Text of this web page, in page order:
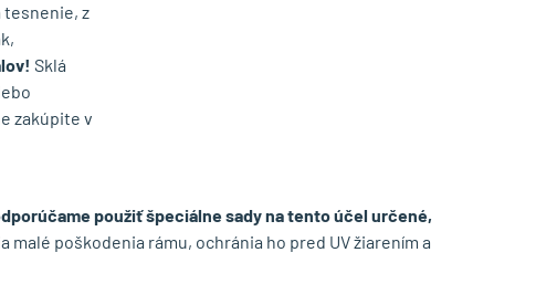
tesnenie, z
Sklá
zakúpite v
použiť špeciálne sady na tento účel určené,
poškodenia rámu, ochránia ho pred UV žiarením a